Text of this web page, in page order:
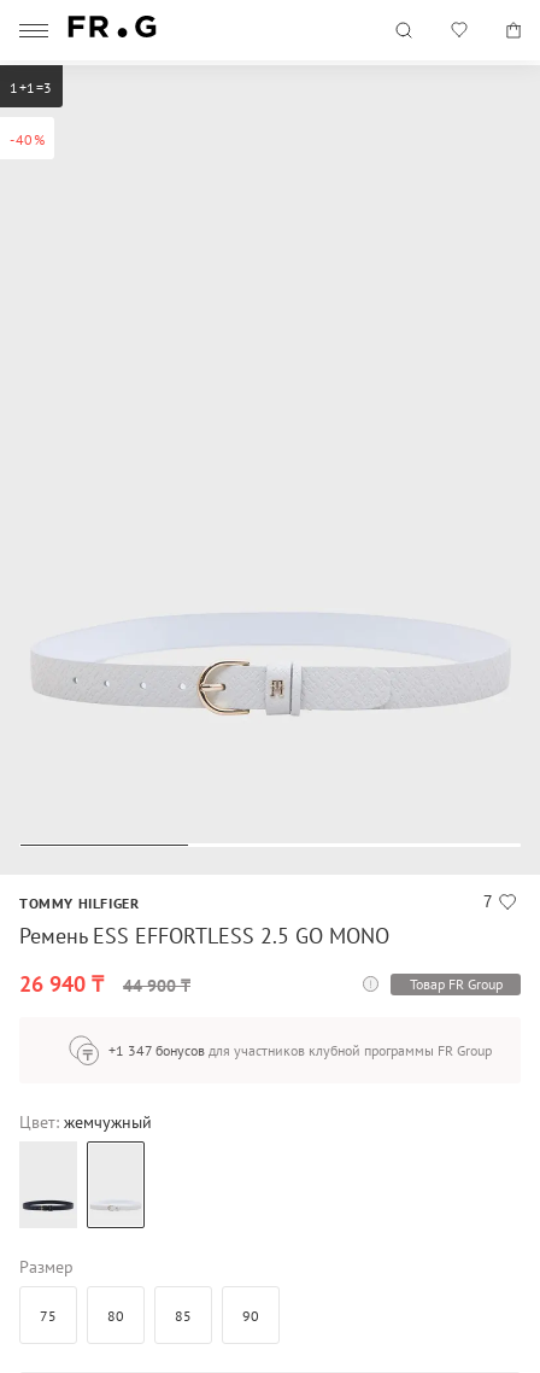
-40%
1+1=3
7
TOMMY HILFIGER
Ремень ESS EFFORTLESS 2.5 GO MONO
26 940 ₸
44 900 ₸ Товар FR Group
+1 347 бонусов для участников клубной программы FR Group
Цвет: жемчужный
Размер
75 80 85 90